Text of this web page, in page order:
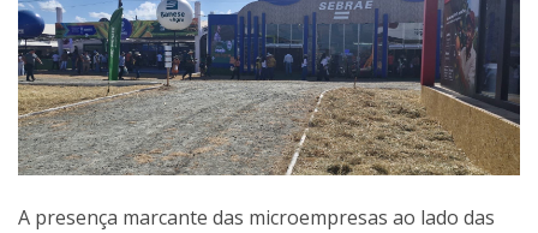
A presença marcante das microempresas ao lado das